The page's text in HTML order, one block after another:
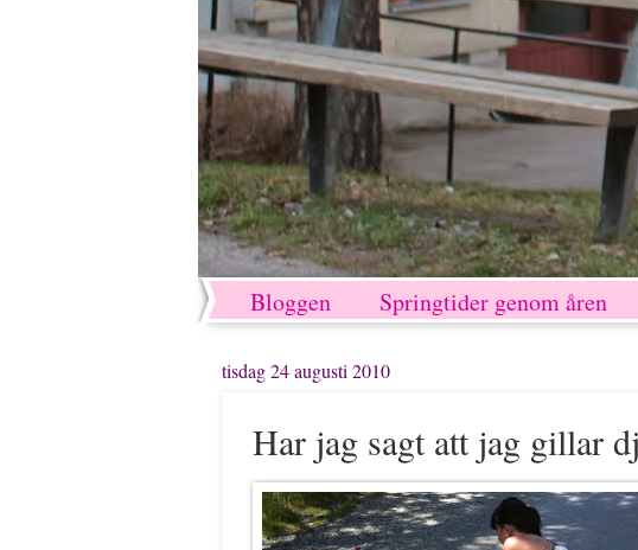
Bloggen Springtider genom åren
tisdag 24 augusti 2010
Har jag sagt att jag gillar